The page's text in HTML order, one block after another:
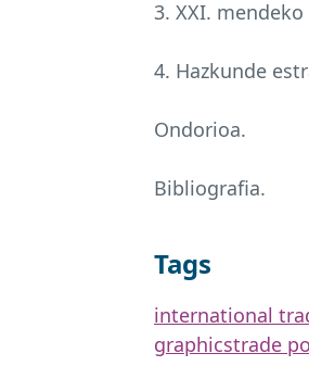
3. XXI. mendeko
4. Hazkunde
Ondorioa.
Bibliografia.
Tags
international
graphicstrade